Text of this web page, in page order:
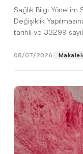
Sağlık Bilgi Yönetim
Değişiklik
tarihli ve 33299
08/07/2026